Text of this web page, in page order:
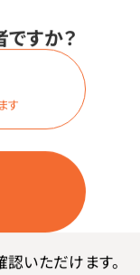
すか？
す
いただけます。